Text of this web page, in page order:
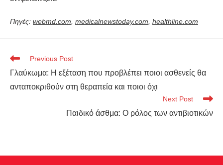
Πηγές: webmd.com medicalnewstoday.com healthline.com
Previous Post
Γλαύκωμα: Η εξέταση που προβλέπει ποιοι ασθενείς θα
ανταποκριθούν στη θεραπεία και ποιοι όχι
Next Post
Παιδικό άσθμα: Ο ρόλος των αντιβιοτικών